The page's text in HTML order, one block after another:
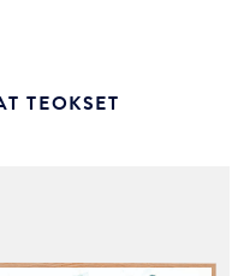
TEOKSET